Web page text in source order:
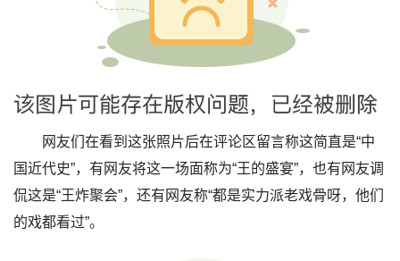
网友们在看到这张照片后在评论区留言称这简直是“中
国近代史”，有网友将这一场面称为“王的盛宴”，也有网友调
侃这是“王炸聚会”，还有网友称“都是实力派老戏骨呀，他们
的戏都看过”。